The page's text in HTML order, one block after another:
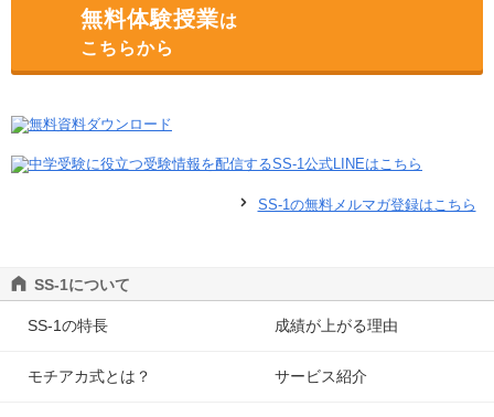
無料体験授業は
こちらから
SS-1の無料メルマガ登録はこちら
SS-1について
SS-1の特長 成績が上がる理由
モチアカ式とは？ サービス紹介